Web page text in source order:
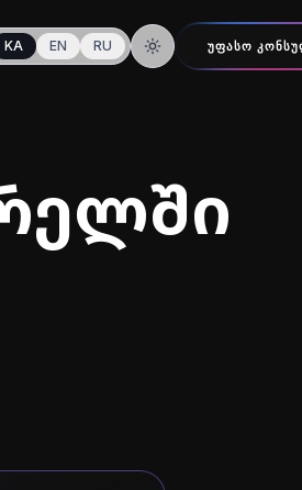
KA EN RU
ღამის რეჟიმზე
ᲣᲤᲐᲡᲝ